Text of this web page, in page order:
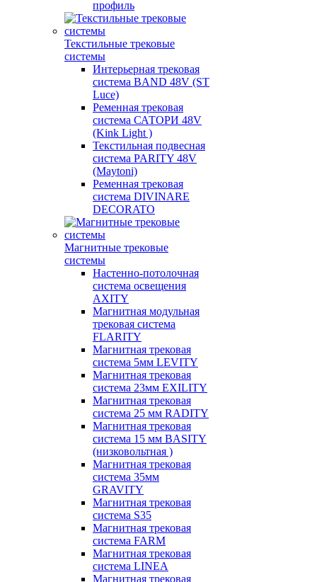
профиль
Текстильные трековые
системы
Интерьерная трековая
система BAND 48V (ST
Luce)
Ременная трековая
система САТОРИ 48V
(Kink Light )
Текстильная подвесная
система PARITY 48V
(Maytoni)
Ременная трековая
система DIVINARE
DECORATO
Магнитные трековые
системы
Настенно-потолочная
система освещения
AXITY
Магнитная модульная
трековая система
FLARITY
Магнитная трековая
система 5мм LEVITY
Магнитная трековая
система 23мм EXILITY
Магнитная трековая
система 25 мм RADITY
Магнитная трековая
система 15 мм BASITY
(низковольтная )
Магнитная трековая
система 35мм
GRAVITY
Магнитная трековая
система S35
Магнитная трековая
система FARM
Магнитная трековая
система LINEA
Магнитная трековая